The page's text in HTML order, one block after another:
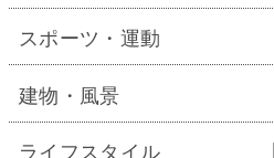
スポーツ・運動
建物・風景
ライフスタイル